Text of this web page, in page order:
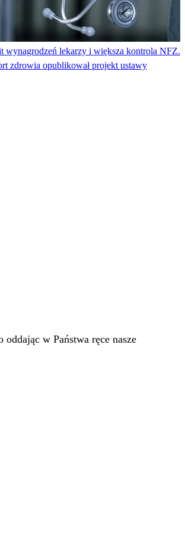
wynagrodzeń lekarzy i większa kontrola NFZ.
zdrowia opublikował projekt ustawy
w Państwa ręce nasze